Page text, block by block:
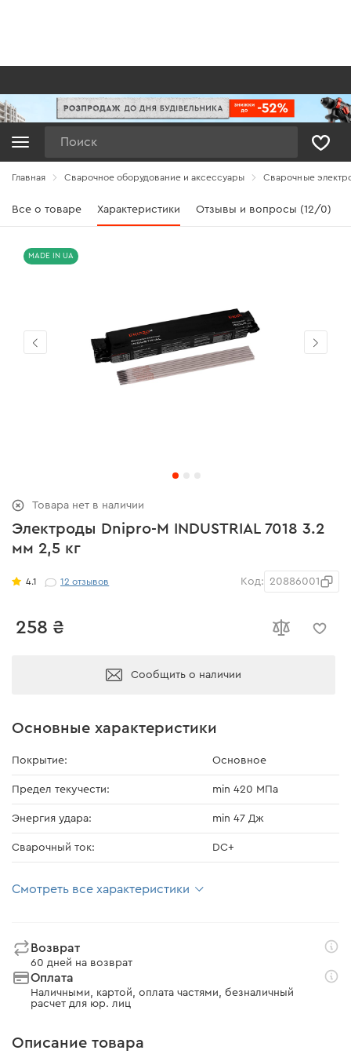
Главная Сварочное оборудование и аксессуары Сварочные
Все о товаре Характеристики Отзывы и вопросы (12/0)
Электроды Dnipro-M INDUSTRIAL 7018 3.2
мм 2,5 кг
4.1 12отзывов Код: 20886001
258 ₴
Сообщить о наличии
Товара нет в наличии
Основные характеристики
Покрытие: Основное
Предел текучести: min 420 МПа
Энергия удара: min 47 Дж
Сварочный ток: DC+
Смотреть все характеристики
Возврат
60 дней на возврат
Оплата
Наличными, картой, оплата частями, безналичный
расчет для юр. лиц
Описание товара
MADE IN UA